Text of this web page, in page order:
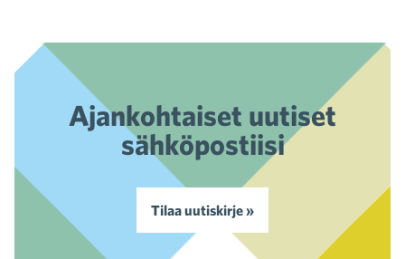
Ajankohtaiset uutiset
sähköpostiisi
Tilaa uutiskirje »